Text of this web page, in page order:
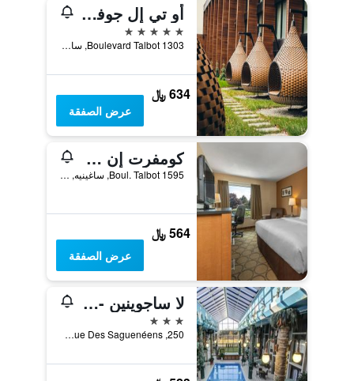
أو تي إل جوفرنور ساجويناي
5 نجوم
1303 Boulevard Talbot, ساغينيه, QC, كندا
634 ﷼
عرض الصفقة
كومفرت إن شكوتيمي
1595 Boul. Talbot, ساغينيه, QC, كندا
564 ﷼
عرض الصفقة
لا ساجوينين - أوتل إيه سنتر دي كونجريس
3 نجوم
250, Rue Des Saguenéens, ساغينيه, QC, كندا